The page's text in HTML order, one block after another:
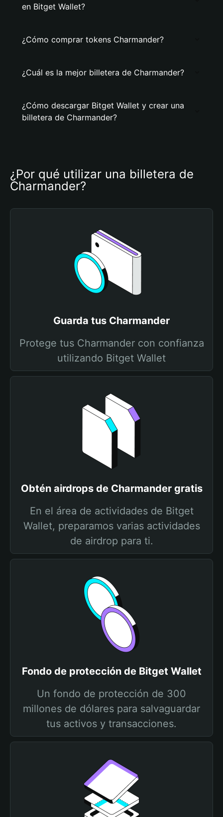
en Bitget Wallet?
¿Cómo comprar tokens Charmander?
¿Cuál es la mejor billetera de Charmander?
¿Cómo descargar Bitget Wallet y crear una
billetera de Charmander?
¿Por qué utilizar una billetera de
Charmander?
Guarda tus Charmander
Protege tus Charmander con confianza
utilizando Bitget Wallet
Obtén airdrops de Charmander gratis
En el área de actividades de Bitget
Wallet, preparamos varias actividades
de airdrop para ti.
Fondo de protección de Bitget Wallet
Un fondo de protección de 300
millones de dólares para salvaguardar
tus activos y transacciones.